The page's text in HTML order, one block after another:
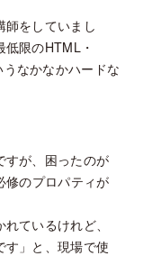
師をしていまし
限のHTML・
なかなかハードな
すが、困ったのが
修のプロパティが
ているけれど、
す」と、現場で使